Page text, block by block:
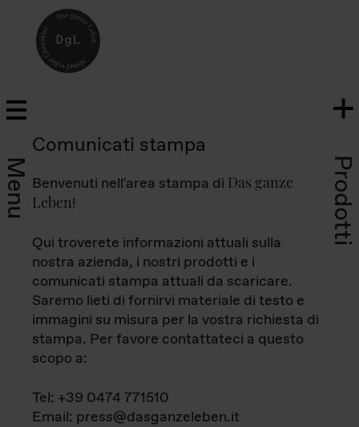
Menu Prodotti
Comunicati stampa
Benvenuti nell'area stampa di Das ganze
Leben!
Qui troverete informazioni attuali sulla
nostra azienda, i nostri prodotti e i
comunicati stampa attuali da scaricare.
Saremo lieti di fornirvi materiale di testo e
immagini su misura per la vostra richiesta di
stampa. Per favore contattateci a questo
scopo a:
Tel: +39 0474 771510
Email: press@dasganzeleben.it